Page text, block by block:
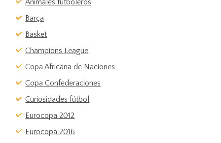
Animales futboleros
Barça
Basket
Champions League
Copa Africana de Naciones
Copa Confederaciones
Curiosidades fútbol
Eurocopa 2012
Eurocopa 2016